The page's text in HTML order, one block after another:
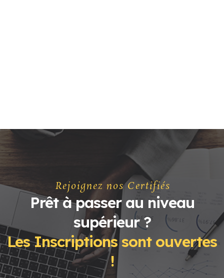
Rejoignez nos Certifiés
Prêt à passer au niveau
supérieur ?
Les Inscriptions sont ouvertes
!